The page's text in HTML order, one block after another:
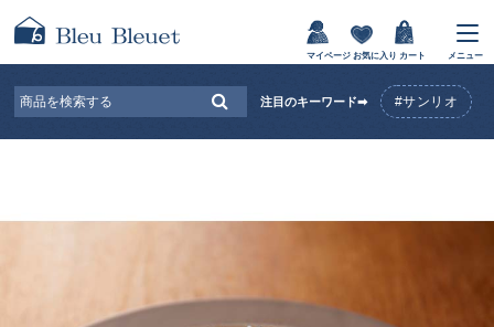
マイページ お気に入り カート メニュー
注目のキーワード➡ #サンリオ